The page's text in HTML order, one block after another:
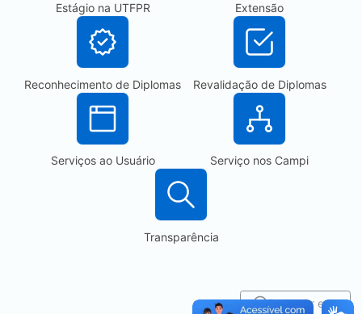
Estágio na UTFPR Extensão
Reconhecimento de Diplomas Revalidação de Diplomas
Serviços ao Usuário Serviço nos Campi
Transparência
Reportar erro